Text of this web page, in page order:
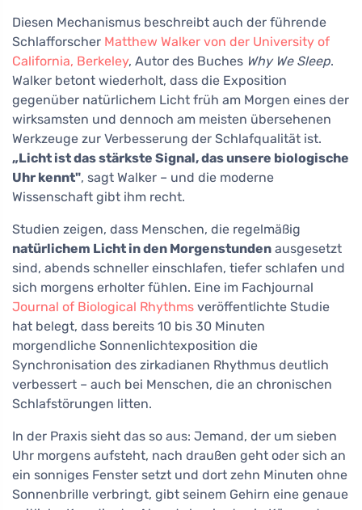
Diesen Mechanismus beschreibt auch der führende
Schlafforscher Matthew Walker von der University of
California, Berkeley, Autor des Buches Why We Sleep.
Walker betont wiederholt, dass die Exposition
gegenüber natürlichem Licht früh am Morgen eines der
wirksamsten und dennoch am meisten übersehenen
Werkzeuge zur Verbesserung der Schlafqualität ist.
„Licht ist das stärkste Signal, das unsere biologische
Uhr kennt", sagt Walker – und die moderne
Wissenschaft gibt ihm recht.
Studien zeigen, dass Menschen, die regelmäßig
natürlichem Licht in den Morgenstunden ausgesetzt
sind, abends schneller einschlafen, tiefer schlafen und
sich morgens erholter fühlen. Eine im Fachjournal
Journal of Biological Rhythms veröffentlichte Studie
hat belegt, dass bereits 10 bis 30 Minuten
morgendliche Sonnenlichtexposition die
Synchronisation des zirkadianen Rhythmus deutlich
verbessert – auch bei Menschen, die an chronischen
Schlafstörungen litten.
In der Praxis sieht das so aus: Jemand, der um sieben
Uhr morgens aufsteht, nach draußen geht oder sich an
ein sonniges Fenster setzt und dort zehn Minuten ohne
Sonnenbrille verbringt, gibt seinem Gehirn eine genaue